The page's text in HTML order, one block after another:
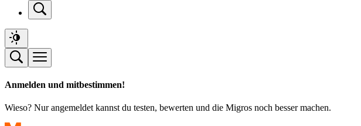
Anmelden und mitbestimmen!
Wieso? Nur angemeldet kannst du testen, bewerten und die Migros noch besser machen.